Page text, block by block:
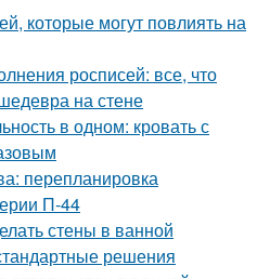
которые могут повлиять на
росписей: все, что
на стене
в одном: кровать с
перепланировка
П-44
стены в ванной
решения